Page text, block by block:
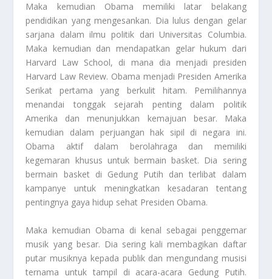
Maka kemudian Obama memiliki latar belakang
pendidikan yang mengesankan. Dia lulus dengan gelar
sarjana dalam ilmu politik dari Universitas Columbia.
Maka kemudian dan mendapatkan gelar hukum dari
Harvard Law School, di mana dia menjadi presiden
Harvard Law Review. Obama menjadi Presiden Amerika
Serikat pertama yang berkulit hitam. Pemilihannya
menandai tonggak sejarah penting dalam politik
Amerika dan menunjukkan kemajuan besar. Maka
kemudian dalam perjuangan hak sipil di negara ini.
Obama aktif dalam berolahraga dan memiliki
kegemaran khusus untuk bermain basket. Dia sering
bermain basket di Gedung Putih dan terlibat dalam
kampanye untuk meningkatkan kesadaran tentang
pentingnya gaya hidup sehat Presiden Obama.
Maka kemudian Obama di kenal sebagai penggemar
musik yang besar. Dia sering kali membagikan daftar
putar musiknya kepada publik dan mengundang musisi
ternama untuk tampil di acara-acara Gedung Putih.